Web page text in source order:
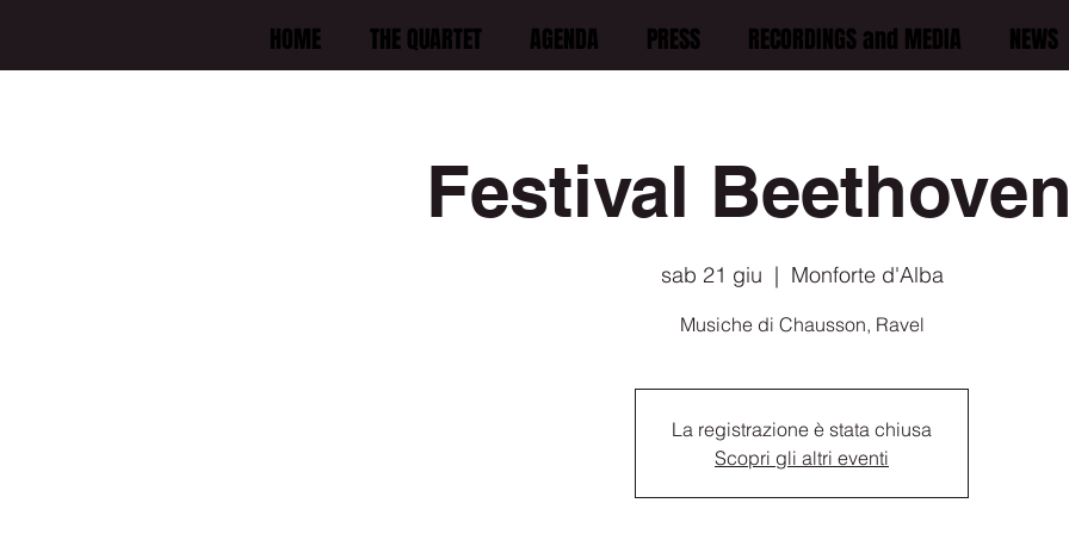
HOME THE QUARTET AGENDA PRESS RECORDINGS and MEDIA NEWS
Festival
sab 21 giu
  |
Monforte d'Alba
Musiche di Chausson, Ravel
La registrazione è stata chiusa
Scopri gli altri eventi